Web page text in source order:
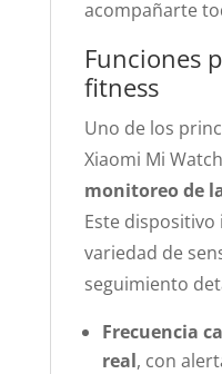
acompañarte
Funciones
fitness
Uno de los
Xiaomi Mi
monitoreo de
Este
variedad de
seguimiento
Frecuencia
real, con